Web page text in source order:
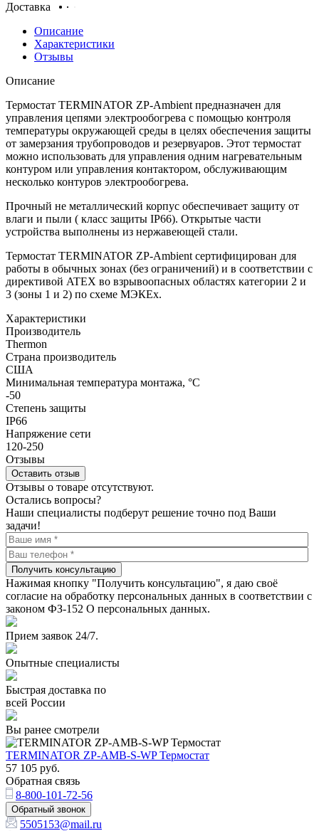
Доставка
Описание
Характеристики
Отзывы
Описание
Термостат TERMINATOR ZP-Ambient предназначен для
управления цепями электрообогрева с помощью контроля
температуры окружающей среды в целях обеспечения защиты
от замерзания трубопроводов и резервуаров. Этот термостат
можно использовать для управления одним нагревательным
контуром или управления контактором, обслуживающим
несколько контуров электрообогрева.
Прочный не металлический корпус обеспечивает защиту от
влаги и пыли ( класс защиты IP66). Открытые части
устройства выполнены из нержавеющей стали.
Термостат TERMINATOR ZP-Ambient сертифицирован для
работы в обычных зонах (без ограничений) и в соответствии с
директивой ATEX во взрывоопасных областях категории 2 и
3 (зоны 1 и 2) по схеме МЭКЕх.
Характеристики
Производитель
Thermon
Страна производитель
США
Минимальная температура монтажа, °С
-50
Степень защиты
IP66
Напряжение сети
120-250
Отзывы
Оставить отзыв
Отзывы о товаре отсутствуют.
Остались вопросы?
Наши специалисты подберут решение точно под Ваши
задачи!
Получить консультацию
Нажимая кнопку "Получить консультацию", я даю своё
согласие на обработку персональных данных в соответствии с
законом ФЗ-152 О персональных данных.
Прием заявок 24/7.
Опытные специалисты
Быстрая доставка по
всей России
Вы ранее смотрели
TERMINATOR ZP-AMB-S-WP Термостат
57 105 руб.
Обратная связь
8-800-101-72-56
Обратный звонок
5505153@mail.ru